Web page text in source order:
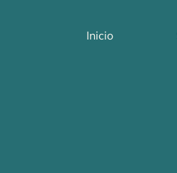
Inicio